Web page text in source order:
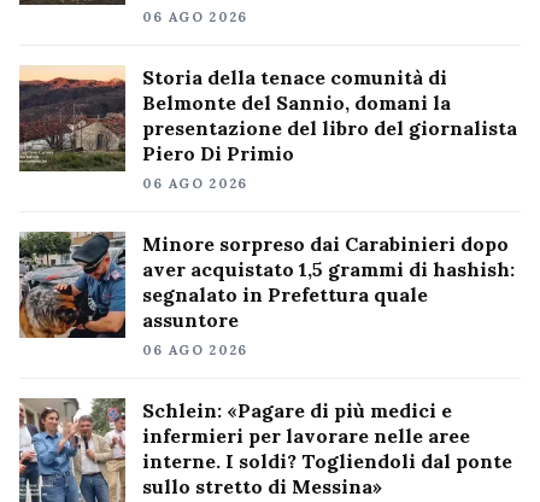
06 AGO 2026
Storia della tenace comunità di
Belmonte del Sannio, domani la
presentazione del libro del giornalista
Piero Di Primio
06 AGO 2026
Minore sorpreso dai Carabinieri dopo
aver acquistato 1,5 grammi di hashish:
segnalato in Prefettura quale
assuntore
06 AGO 2026
Schlein: «Pagare di più medici e
infermieri per lavorare nelle aree
interne. I soldi? Togliendoli dal ponte
sullo stretto di Messina»